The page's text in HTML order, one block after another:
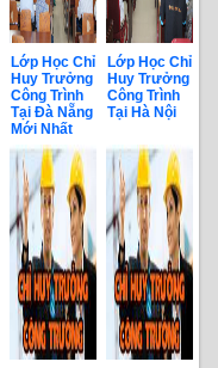
Lớp Học Chỉ
Huy Trưởng
Công Trình
Tại Đà Nẵng
Mới Nhất
Lớp Học Chỉ
Huy Trưởng
Công Trình
Tại Hà Nội